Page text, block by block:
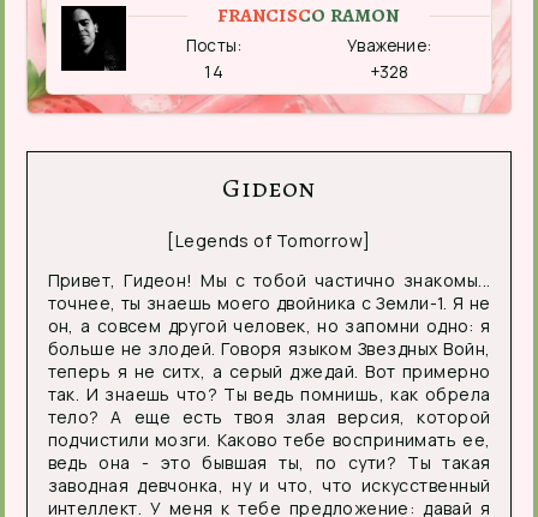
FRANCISCO RAMON
Уважение:
+328
Посты:
14
Gideon
[Legends of Tomorrow]
Привет, Гидеон! Мы с тобой частично знакомы...
точнее, ты знаешь моего двойника с Земли-1. Я не
он, а совсем другой человек, но запомни одно: я
больше не злодей. Говоря языком Звездных Войн,
теперь я не ситх, а серый джедай. Вот примерно
так. И знаешь что? Ты ведь помнишь, как обрела
тело? А еще есть твоя злая версия, которой
подчистили мозги. Каково тебе воспринимать ее,
ведь она - это бывшая ты, по сути? Ты такая
заводная девчонка, ну и что, что искусственный
интеллект. У меня к тебе предложение: давай я